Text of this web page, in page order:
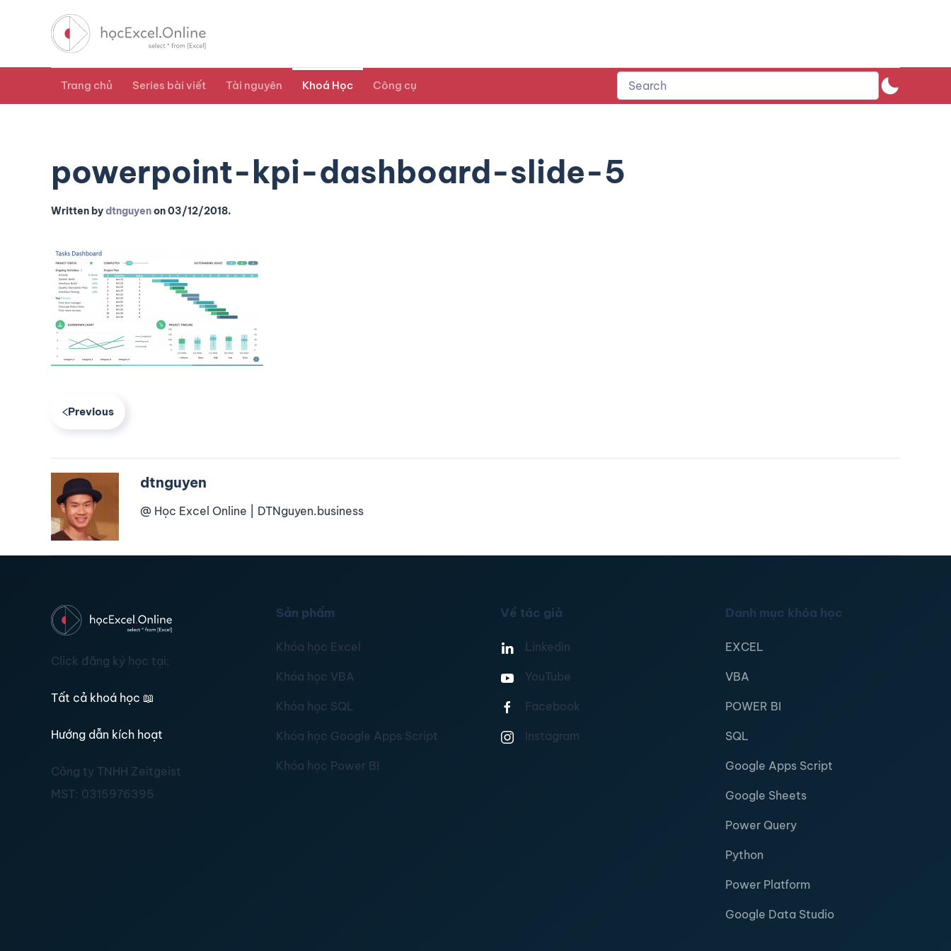
Trang chủ Series bài viết Tài nguyên Khoá Học Công cụ
powerpoint-kpi-dashboard-slide-5
Written bydtnguyenon03/12/2018.
Previous
dtnguyen
@ Học Excel Online | DTNguyen.business
Click đăng ký học tại:
Tất cả khoá học 📖
Hướng dẫn kích hoạt
Công ty TNHH Zeitgeist
MST: 0315976395
Sản phẩm
Khóa học Excel
Khóa học VBA
Khóa học SQL
Khóa học Google Apps Script
Khóa học Power BI
Về tác giả
Linkedin
YouTube
Facebook
Instagram
Danh mục khóa học
EXCEL
VBA
POWER BI
SQL
Google Apps Script
Google Sheets
Power Query
Python
Power Platform
Google Data Studio